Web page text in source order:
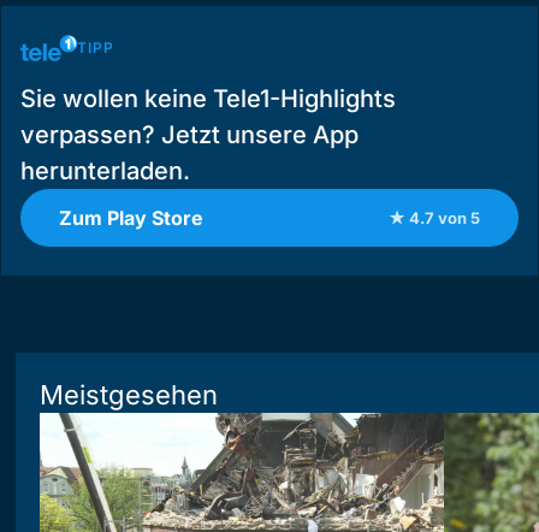
TIPP
Sie wollen keine Tele1-Highlights
verpassen? Jetzt unsere App
herunterladen.
Zum Play Store ★ 4.7 von 5
Meistgesehen